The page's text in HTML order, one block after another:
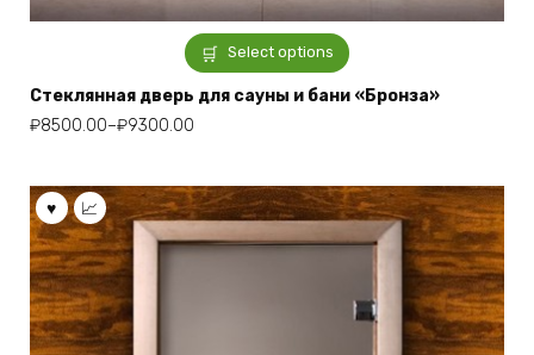
Select options
Стеклянная дверь для сауны и бани «Бронза»
₽8500.00–₽9300.00